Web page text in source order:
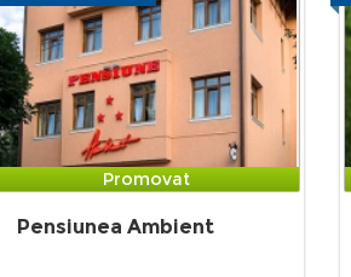
Promovat
Pensiunea Ambient